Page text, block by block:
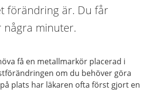
förändring är. Du får
några minuter.
få en metallmarkör placerad i
om du behöver göra
plats har läkaren ofta först gjort en